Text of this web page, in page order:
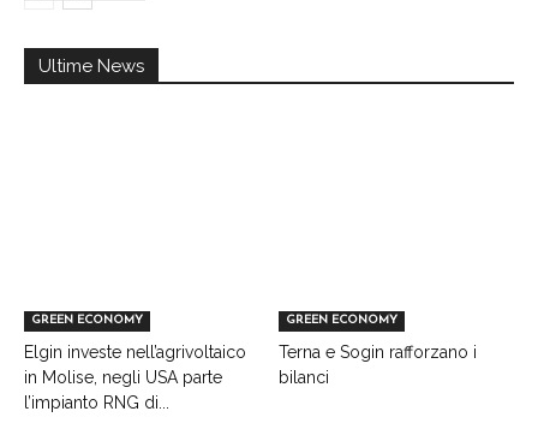
Ultime News
GREEN ECONOMY
Elgin investe nell’agrivoltaico
in Molise, negli USA parte
l’impianto RNG di...
GREEN ECONOMY
Terna e Sogin rafforzano i
bilanci